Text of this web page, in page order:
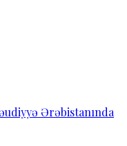
Ərəbistanında